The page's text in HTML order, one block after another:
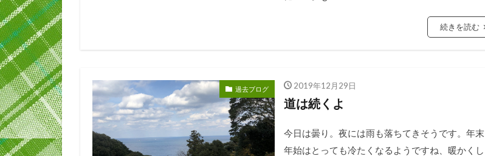
続きを読む
過去ブログ 2019年12月29日
道は続くよ
今日は曇り。夜には雨も落ちてきそうです。年末
年始はとっても冷たくなるようですね、暖かくし